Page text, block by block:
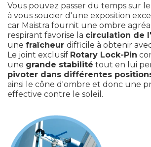
Vous pouvez passer du temps sur
à vous soucier d'une exposition
car Maistra fournit une ombre
respirant favorise la circulation de
une fraîcheur difficile à obtenir
Le joint exclusif Rotary Lock-Pin
une grande stabilité tout en lui
pivoter dans différentes
ainsi le cône d'ombre et donc une
effective contre le soleil.